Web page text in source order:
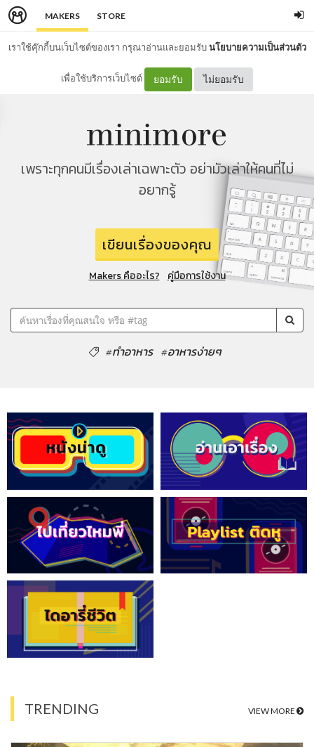
MAKERS STORE
เราใช้คุ๊กกี้บนเว็บไซต์ของเรา กรุณาอ่านและยอมรับนโยบายความเป็นส่วนตัว
เพื่อใช้บริการเว็บไซต์ ยอมรับ ไม่ยอมรับ
เพราะทุกคนมีเรื่องเล่าเฉพาะตัว อย่ามัวเล่าให้คนที่ไม่
อยากรู้
เขียนเรื่องของคุณ
Makers คืออะไร? คู่มือการใช้งาน
#ทำอาหาร #อาหารง่ายๆ
TRENDING VIEW MORE